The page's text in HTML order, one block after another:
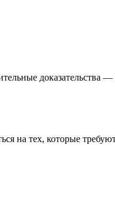
доказательства —
на тех, которые